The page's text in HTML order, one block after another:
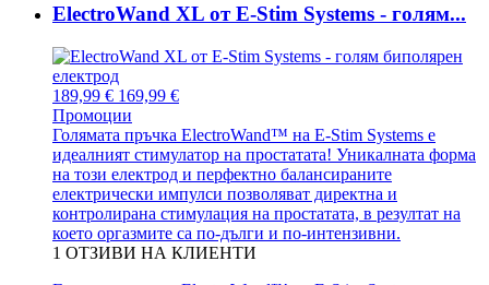
ElectroWand XL от E-Stim Systems - голям...
189,99 € 169,99 €
Промоции
Голямата пръчка ElectroWand™ на E-Stim Systems е
идеалният стимулатор на простатата! Уникалната форма
на този електрод и перфектно балансираните
електрически импулси позволяват директна и
контролирана стимулация на простатата, в резултат на
което оргазмите са по-дълги и по-интензивни.
1 ОТЗИВИ НА КЛИЕНТИ